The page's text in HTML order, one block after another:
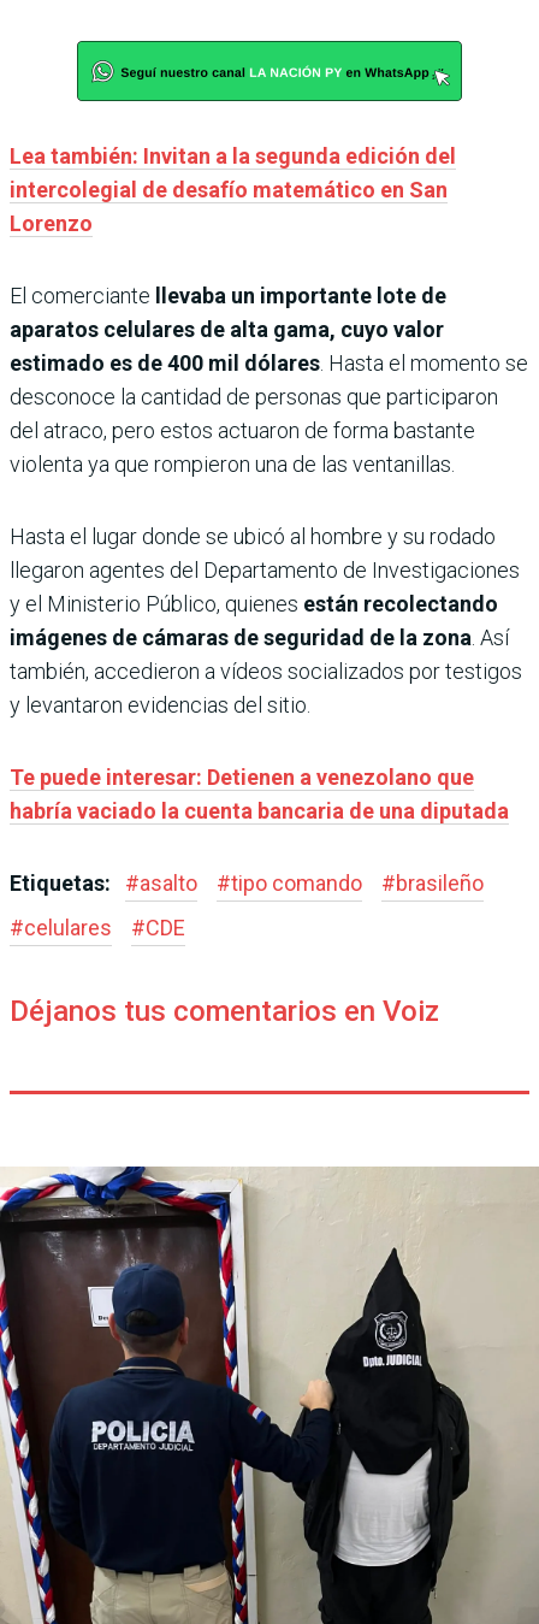
Lea también: Invitan a la segunda edición del
intercolegial de desafío matemático en San
Lorenzo
El comerciante llevaba un importante lote de
aparatos celulares de alta gama, cuyo valor
estimado es de 400 mil dólares . Hasta el momento se
desconoce la cantidad de personas que participaron
del atraco, pero estos actuaron de forma bastante
violenta ya que rompieron una de las ventanillas.
Hasta el lugar donde se ubicó al hombre y su rodado
llegaron agentes del Departamento de Investigaciones
y el Ministerio Público, quienes están recolectando
imágenes de cámaras de seguridad de la zona . Así
también, accedieron a vídeos socializados por testigos
y levantaron evidencias del sitio.
Te puede interesar: Detienen a venezolano que
habría vaciado la cuenta bancaria de una diputada
Etiquetas: #asalto #tipo comando #brasileño
#celulares #CDE
Déjanos tus comentarios en Voiz